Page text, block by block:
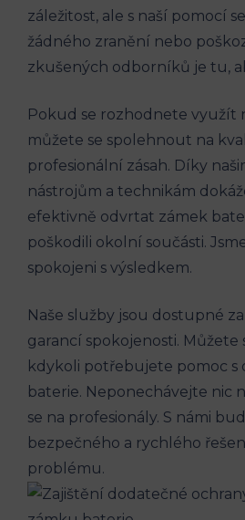
záležitost, ale s naší pomocí
žádného zranění nebo
zkušených odborníků je tu,
Pokud se rozhodnete využít
můžete se spolehnout na
profesionální zásah. Díky
nástrojům a technikám
efektivně odvrtat zámek
poškodili okolní součásti.
spokojeni s výsledkem.
Naše služby jsou dostupné
garancí spokojenosti. Můžete
kdykoli potřebujete pomoc s
baterie. Neponechávejte nic
se na profesionály. S námi
bezpečného a rychlého
problému.